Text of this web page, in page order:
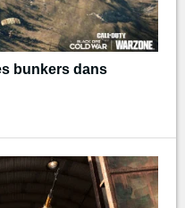
bunkers dans